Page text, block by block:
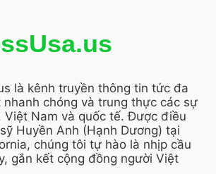
là kênh truyền thông tin tức đa
nhanh chóng và trung thực các sự
Việt Nam và quốc tế. Được điều
Huyền Anh (Hạnh Dương) tại
chúng tôi tự hào là nhịp cầu
gắn kết cộng đồng người Việt